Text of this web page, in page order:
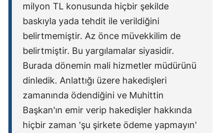
milyon TL konusunda hiçbir şekilde
baskıyla yada tehdit ile verildiğini
belirtmemiştir. Az önce müvekkilim de
belirtmiştir. Bu yargılamalar siyasidir.
Burada dönemin mali hizmetler müdürünü
dinledik. Anlattığı üzere hakedişleri
zamanında ödendiğini ve Muhittin
Başkan'ın emir verip hakedişler hakkında
hiçbir zaman 'şu şirkete ödeme yapmayın'